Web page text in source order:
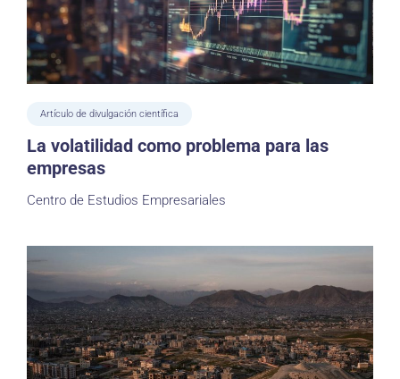
Artículo de divulgación científica
La volatilidad como problema para las
empresas
Centro de Estudios Empresariales